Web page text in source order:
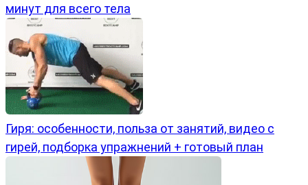
минут для всего тела
Гиря: особенности, польза от занятий, видео с
гирей, подборка упражнений + готовый план